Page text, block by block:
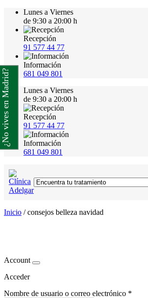
Lunes a Viernes
de 9:30 a 20:00 h
Recepción
91 577 44 77
Información
681 049 801
Lunes a Viernes
de 9:30 a 20:00 h
Recepción
91 577 44 77
Información
681 049 801
Inicio /consejos belleza navidad
Account
Acceder
Nombre de usuario o correo electrónico *
¿No vives en Madrid?